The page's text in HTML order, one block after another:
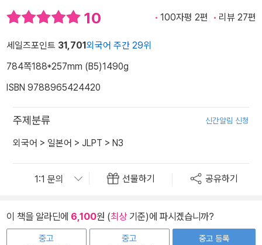
10 100자평 2편 리뷰 27편
세일즈포인트 31,701 외국어 주간 29위
784쪽188*257mm (B5)1490g
ISBN 9788965424420
주제분류 신간알림 신청
외국어 > 일본어 > JLPT > N3
선물하기 공유하기
이 책을 알라딘에 6,100원 (최상기준)에 파시겠습니까?
중고
중고
중고 등록